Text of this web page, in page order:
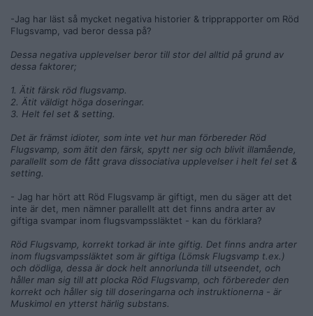
-Jag har läst så mycket negativa historier & tripprapporter om Röd
Flugsvamp, vad beror dessa på?
Dessa negativa upplevelser beror till stor del alltid på grund av
dessa faktorer;
1. Ätit färsk röd flugsvamp.
2. Ätit väldigt höga doseringar.
3. Helt fel set & setting.
Det är främst idioter, som inte vet hur man förbereder Röd
Flugsvamp, som ätit den färsk, spytt ner sig och blivit illamående,
parallellt som de fått grava dissociativa upplevelser i helt fel set &
setting.
- Jag har hört att Röd Flugsvamp är giftigt, men du säger att det
inte är det, men nämner parallellt att det finns andra arter av
giftiga svampar inom flugsvampssläktet - kan du förklara?
Röd Flugsvamp, korrekt torkad är inte giftig. Det finns andra arter
inom flugsvampssläktet som är giftiga (Lömsk Flugsvamp t.ex.)
och dödliga, dessa är dock helt annorlunda till utseendet, och
håller man sig till att plocka Röd Flugsvamp, och förbereder den
korrekt och håller sig till doseringarna och instruktionerna - är
Muskimol en ytterst härlig substans.